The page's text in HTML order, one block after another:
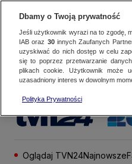
Oglądaj TVN24Najnowsze
Dbamy o Twoją prywatność
Jeśli użytkownik wyrazi na to zgodę,
IAB oraz 30innych Zaufanych
uzyskiwać do nich dostęp w celu
się to poprzez przetwarzanie
plikach cookie. Użytkownik może
uzasadniony interes w dowolnym
Polityka Prywatności